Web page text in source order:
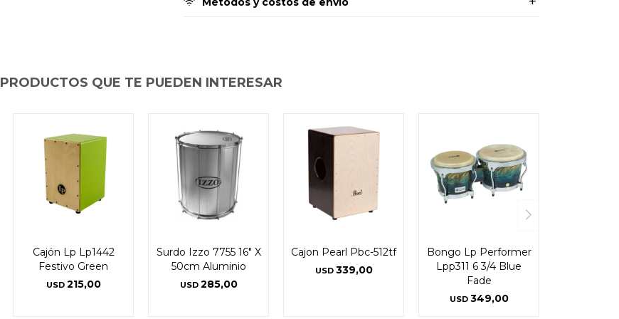
PRODUCTOS QUE TE PUEDEN INTERESAR
Cajón Lp Lp1442
Festivo Green
USD 215,00
Surdo Izzo 7755 16" X
50cm Aluminio
USD 285,00
Cajon Pearl Pbc-512tf
USD 339,00
Bongo Lp Performer
Lpp311 6 3/4 Blue
Fade
USD 349,00